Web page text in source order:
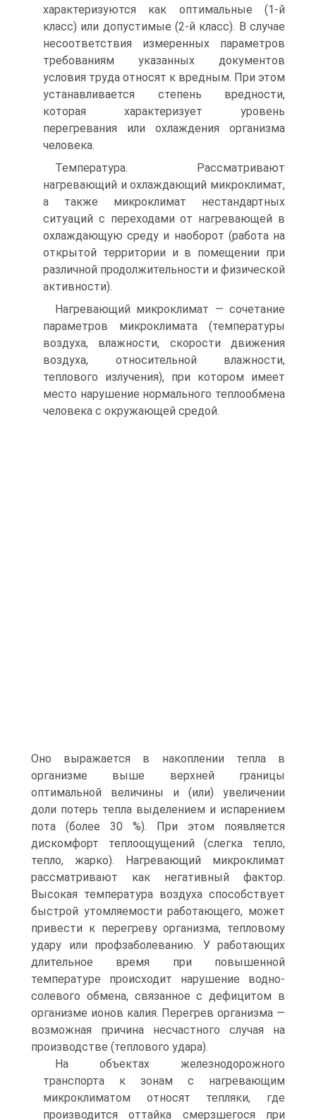
характеризуются как оптимальные (1-й
класс) или допустимые (2-й класс). В случае
несоответствия измеренных параметров
требованиям указанных документов
условия труда относят к вредным. При этом
устанавливается степень вредности,
которая характеризует уровень
перегревания или охлаждения организма
человека.
Температура. Рассматривают
нагревающий и охлаждающий микроклимат,
а также микроклимат нестандартных
ситуаций с переходами от нагревающей в
охлаждающую среду и наоборот (работа на
открытой территории и в помещении при
различной продолжительности и физической
активности).
Нагревающий микроклимат — сочетание
параметров микроклимата (температуры
воздуха, влажности, скорости движения
воздуха, относительной влажности,
теплового излучения), при котором имеет
место нарушение нормального теплообмена
человека с окружающей средой.
Оно выражается в накоплении тепла в
организме выше верхней границы
оптимальной величины и (или) увеличении
доли потерь тепла выделением и испарением
пота (более 30 %). При этом появляется
дискомфорт теплоощущений (слегка тепло,
тепло, жарко). Нагревающий микроклимат
рассматривают как негативный фактор.
Высокая температура воздуха способствует
быстрой утомляемости работающего, может
привести к перегреву организма, тепловому
удару или профзаболеванию. У работающих
длительное время при повышенной
температуре происходит нарушение водно-
солевого обмена, связанное с дефицитом в
организме ионов калия. Перегрев организма —
возможная причина несчастного случая на
производстве (теплового удара).
На объектах железнодорожного
транспорта к зонам с нагревающим
микроклиматом относят тепляки, где
производится оттайка смерзшегося при